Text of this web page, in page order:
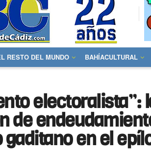
RESTO DEL MUNDO BAHÍACULTURAL
electoralista”:
de
gaditano en el